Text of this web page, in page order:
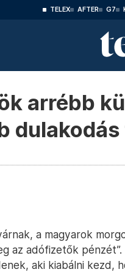
TELEX AFTER G7
arrébb
a magyarok
az adófizetők
aki kiabálni kezd,